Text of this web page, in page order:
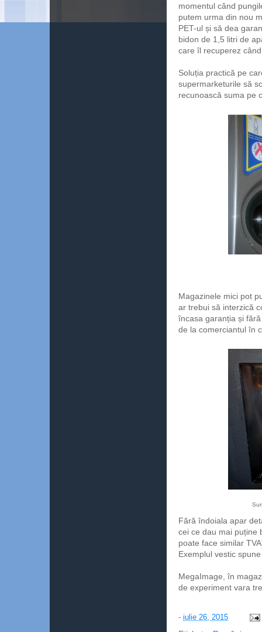
momentul când
putem urma din nou
PET-ul și să dea
bidon de 1,5 litri de
care îl recuperez
Soluția practică pe
supermarketurile să
recunoască suma pe
Magazinele mici pot
ar trebui să interzică
încasa garanția și
de la comerciantul în
Fără îndoiala apar
cei ce dau mai puține
poate face similar
Exemplul vestic
MegaImage, în
de experiment vara
- iulie 26, 2015